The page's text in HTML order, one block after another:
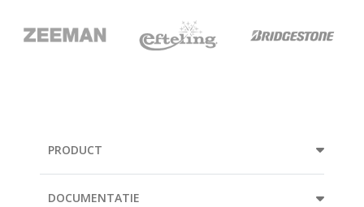
PRODUCT
DOCUMENTATIE